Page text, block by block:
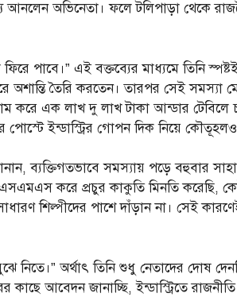
আনলেন অভিনেতা। ফলে টলিপাড়া থেকে
পাবে।” এই বক্তব্যের মাধ্যমে তিনি
অশান্তি তৈরি করতেন। তারপর সেই সমস্যা
করে এক লাখ দু লাখ টাকা আন্ডার
ইন্ডাস্ট্রির গোপন দিক নিয়ে কৌতূহলও
ব্যক্তিগতভাবে সমস্যায় পড়ে বহুবার
এসএমএস করে প্রচুর কাকুতি মিনতি করেছি,
শিল্পীদের পাশে দাঁড়ান না। সেই
অর্থাৎ তিনি শুধু নেতাদের দোষ
আবেদন জানাচ্ছি, ইন্ডাস্ট্রিতে